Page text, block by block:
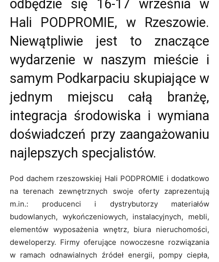
odbędzie się 16-17 września w
Hali PODPROMIE, w Rzeszowie.
Niewątpliwie jest to znaczące
wydarzenie w naszym mieście i
samym Podkarpaciu skupiające w
jednym miejscu całą branżę,
integracja środowiska i wymiana
doświadczeń przy zaangażowaniu
najlepszych specjalistów.
Pod dachem rzeszowskiej Hali PODPROMIE i dodatkowo
na terenach zewnętrznych swoje oferty zaprezentują
m.in.: producenci i dystrybutorzy materiałów
budowlanych, wykończeniowych, instalacyjnych, mebli,
elementów wyposażenia wnętrz, biura nieruchomości,
deweloperzy. Firmy oferujące nowoczesne rozwiązania
w ramach odnawialnych źródeł energii, pompy ciepła,